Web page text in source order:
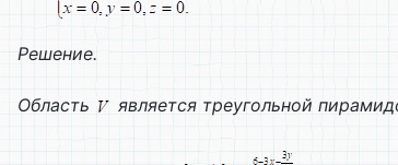
Решение.
Область является треугольной